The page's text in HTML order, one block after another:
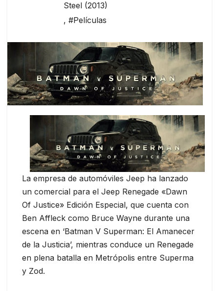
Steel (2013)
, #Películas
La empresa de automóviles Jeep ha lanzado
un comercial para el Jeep Renegade «Dawn
Of Justice» Edición Especial, que cuenta con
Ben Affleck como Bruce Wayne durante una
escena en ‘Batman V Superman: El Amanecer
de la Justicia’, mientras conduce un Renegade
en plena batalla en Metrópolis entre Superma
y Zod.